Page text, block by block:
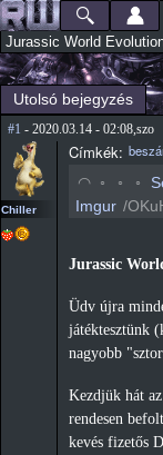
Főmenü
Jelenlegi hely
Jurassic World
Utolsó bejegyzés
#1 - 2020.03.14 - 02:08,szo
Chiller
Címkék:
◡ ◦ ◦ ◦
Imgur /
Jurassic
Üdv újra
játéktesztünk
nagyobb
Kezdjük hát
rendesen
kevés fizetős